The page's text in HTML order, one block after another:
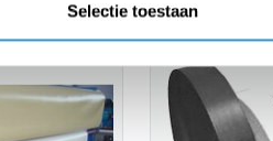
Selectie toestaan